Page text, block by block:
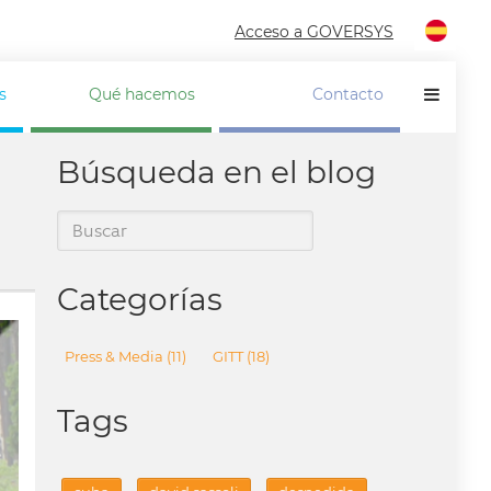
Acceso a GOVERSYS
Qué hacemos
FINANCIERAS
ESPECÍFICA
- GESTIÓN DE GITT
PORTAL
Contacto
Búsqueda en el blog
Categorías
Press & Media (11) GITT(18)
Tags